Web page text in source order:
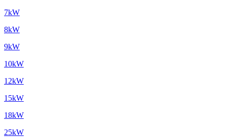
7kW
8kW
9kW
10kW
12kW
15kW
18kW
25kW